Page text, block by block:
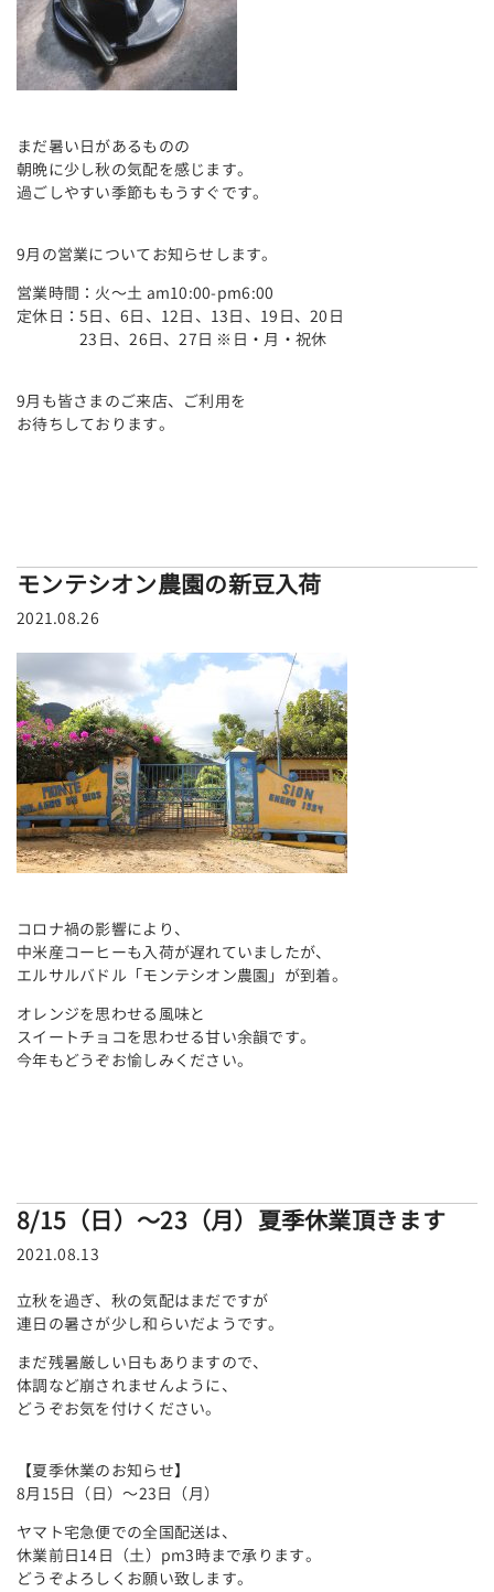
まだ暑い日があるものの
朝晩に少し秋の気配を感じます。
過ごしやすい季節ももうすぐです。
9月の営業についてお知らせします。
営業時間：火～土 am10:00-pm6:00
定休日：5日、6日、12日、13日、19日、20日
23日、26日、27日 ※日・月・祝休
9月も皆さまのご来店、ご利用を
お待ちしております。
モンテシオン農園の新豆入荷
2021.08.26
コロナ禍の影響により、
中米産コーヒーも入荷が遅れていましたが、
エルサルバドル「モンテシオン農園」が到着。
オレンジを思わせる風味と
スイートチョコを思わせる甘い余韻です。
今年もどうぞお愉しみください。
8/15（日）～23（月）夏季休業頂きます
2021.08.13
立秋を過ぎ、秋の気配はまだですが
連日の暑さが少し和らいだようです。
まだ残暑厳しい日もありますので、
体調など崩されませんように、
どうぞお気を付けください。
【夏季休業のお知らせ】
8月15日（日）～23日（月）
ヤマト宅急便での全国配送は、
休業前日14日（土）pm3時まで承ります。
どうぞよろしくお願い致します。